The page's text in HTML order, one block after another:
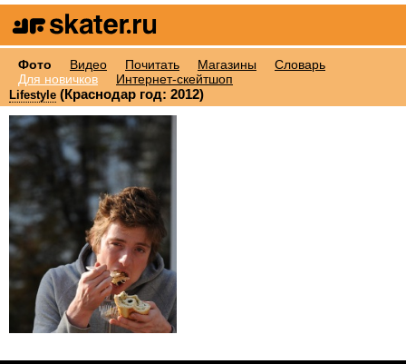
Фото Видео Почитать Магазины
Словарь
Для новичков
Интернет-скейтшоп
Lifestyle (Краснодар год: 2012)